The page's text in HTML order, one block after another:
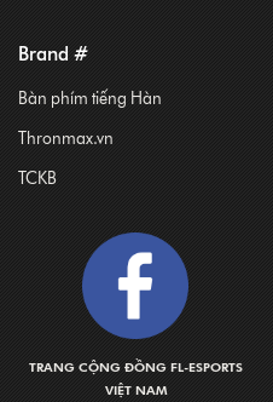
Brand #
Bàn phím tiếng Hàn
Thronmax.vn
TCKB
TRANG CỘNG ĐỒNG FL-ESPORTS
VIỆT NAM